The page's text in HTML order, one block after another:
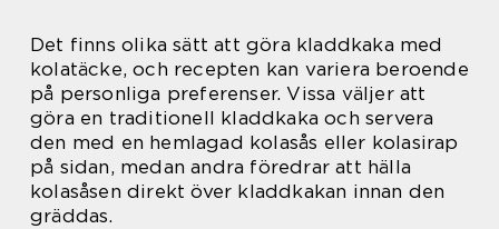
Det finns olika sätt att göra kladdkaka med
kolatäcke, och recepten kan variera beroende
på personliga preferenser. Vissa väljer att
göra en traditionell kladdkaka och servera
den med en hemlagad kolasås eller kolasirap
på sidan, medan andra föredrar att hälla
kolasåsen direkt över kladdkakan innan den
gräddas.